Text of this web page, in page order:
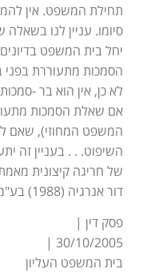
תחילת המשפט. אין
סיומו. עניין לנו
יחל בית המשפט
הסמכות מתעוררת
לא כן, אין הוא בר -
אם שאלת הסמכות
המשפט המחוזי), שאם
השיפוט. . . בעניין זה
דור אנרגיה (1988) בע"מ נ' חמדן, פ"ד נ(829 ,820 ( 5)".
פסק דין |
30/10/2005 |
בית המשפט העליון